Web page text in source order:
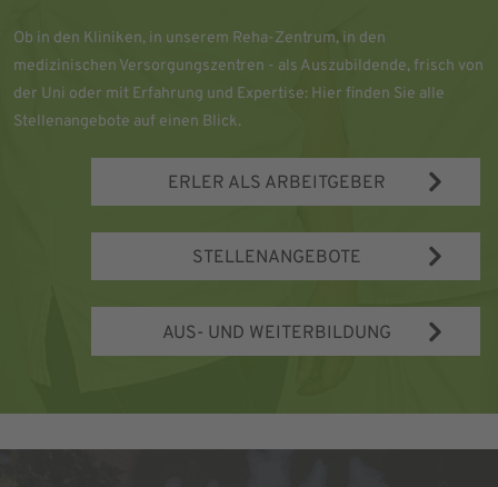
Ob in den Kliniken, in unserem Reha-Zentrum, in den
medizinischen Versorgungszentren - als Auszubildende, frisch von
der Uni oder mit Erfahrung und Expertise: Hier finden Sie alle
Stellenangebote auf einen Blick.
ERLER ALS ARBEITGEBER
STELLENANGEBOTE
AUS- UND WEITERBILDUNG